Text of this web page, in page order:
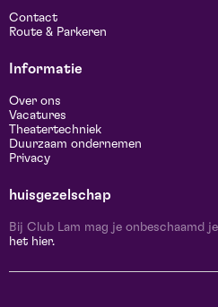
Contact
Route & Parkeren
Informatie
Over ons
Vacatures
Theatertechniek
Duurzaam ondernemen
Privacy
huisgezelschap
Bij Club Lam mag je onbeschaamd
het hier.